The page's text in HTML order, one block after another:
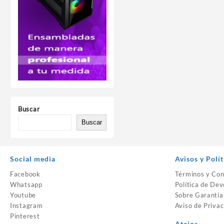
Buscar
Buscar
Social media
Facebook
Whatsapp
Youtube
Instagram
Pinterest
Avisos y
Términos y
Política de
Sobre
Aviso de